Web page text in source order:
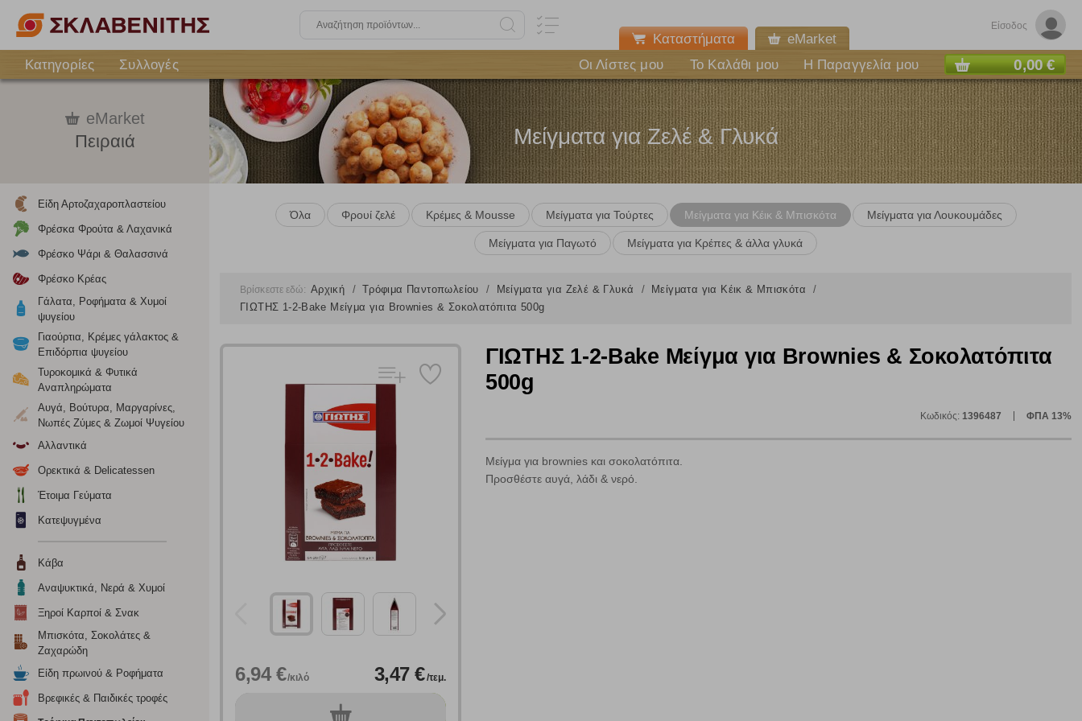
Είσοδος
Καταστήματα
eMarket
Κατηγορίες
Συλλογές Οι Λίστες μου Το Καλάθι μου Η Παραγγελία μου 0,00 €
eMarket
Πειραιά
Είδη Αρτοζαχαροπλαστείου
Φρέσκα Φρούτα & Λαχανικά
Φρέσκο Ψάρι & Θαλασσινά
Φρέσκο Κρέας
Γάλατα, Ροφήματα & Χυμοί
ψυγείου
Γιαούρτια, Κρέμες γάλακτος &
Επιδόρπια ψυγείου
Τυροκομικά & Φυτικά
Αναπληρώματα
Αυγά, Βούτυρα, Μαργαρίνες,
Νωπές Ζύμες & Ζωμοί Ψυγείου
Αλλαντικά
Ορεκτικά & Delicatessen
Έτοιμα Γεύματα
Κατεψυγμένα
Κάβα
Αναψυκτικά, Νερά & Χυμοί
Ξηροί Καρποί & Σνακ
Μπισκότα, Σοκολάτες &
Ζαχαρώδη
Είδη πρωινού & Ροφήματα
Βρεφικές & Παιδικές τροφές
Μείγματα για Ζελέ & Γλυκά
Όλα Φρουί ζελέ Κρέμες & Mousse Μείγματα για Τούρτες Μείγματα για Κέικ & Μπισκότα Μείγματα για Λουκουμάδες
Μείγματα για Παγωτό Μείγματα για Κρέπες & άλλα γλυκά
Βρίσκεστε εδώ: Αρχική Τρόφιμα Παντοπωλείου Μείγματα για Ζελέ & Γλυκά
Μείγματα για Κέικ & Μπισκότα
ΓΙΩΤΗΣ 1-2-Bake Μείγμα για Brownies & Σοκολατόπιτα 500g
6,94 €/κιλό 3,47 €/τεμ.
0τεμ.
ΓΙΩΤΗΣ 1-2-Bake Μείγμα για Brownies & Σοκολατόπιτα
500g
Κωδικός: 1396487 ΦΠΑ 13%
Μείγμα για brownies και σοκολατόπιτα.
Προσθέστε αυγά, λάδι & νερό.
Πολλαπλή αναζήτηση